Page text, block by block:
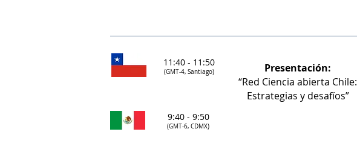
11:40 - 11:50
(GMT-4, Santiago)
9:40 - 9:50
(GMT-6, CDMX)
Presentación:
“Red Ciencia abierta Chile:
Estrategias y desafíos”